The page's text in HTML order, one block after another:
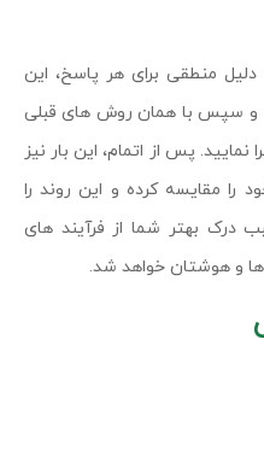
منطقی برای هر پاسخ، این
گذاشته و سپس با همان روش های قبلی
پس از اتمام، این بار نیز
مقایسه کرده و این روند را
درک بهتر شما از فرآیند های
و هوشتان خواهد شد.